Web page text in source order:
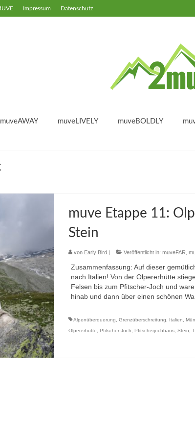
Impressum Datenschutz
muveAWAY muveLIVELY muveBOLDLY
muve Etappe 11:
Stein
von Early Bird| Veröffentlicht in: muveFAR
Zusammenfassung: Auf dieser
nach Italien! Von der Olpererhütte
Felsen bis zum Pfitscher-Joch und
hinab und dann über einen schönen
Alpenüberquerung Grenzüberschreitung Italien
Olpererhütte
Pfitscher-Joch Pfitscherjochhaus, Stein